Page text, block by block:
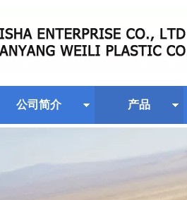
公司简介 产品